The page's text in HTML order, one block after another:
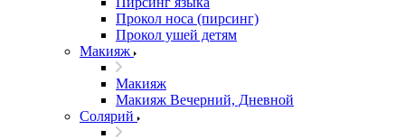
Прокол носа (пирсинг)
Прокол ушей детям
Макияж
Макияж
Макияж Вечерний, Дневной
Солярий